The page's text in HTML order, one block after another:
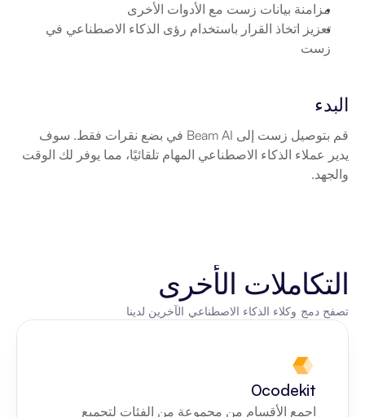
مزامنة بيانات زست مع الأدوات الأخرى
زست
البدء
والجهد.
التكاملات الأخرى
تصفح دمج وكلاء الذكاء الاصطناعي الآخرين لدينا
0codekit